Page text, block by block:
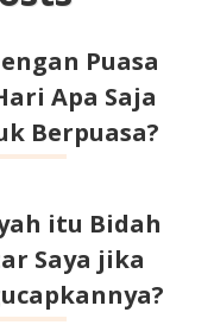
Puasa
Apa Saja
Berpuasa?
itu Bidah
Saya jika